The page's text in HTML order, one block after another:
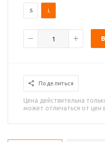
.S .L
Поделиться
Цена действительна
может отличаться от цен